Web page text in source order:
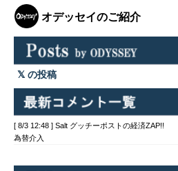
オデッセイのご紹介
の投稿
[ 8/3 12:48 ] Salt グッチーポストの経済ZAP!!
為替介入